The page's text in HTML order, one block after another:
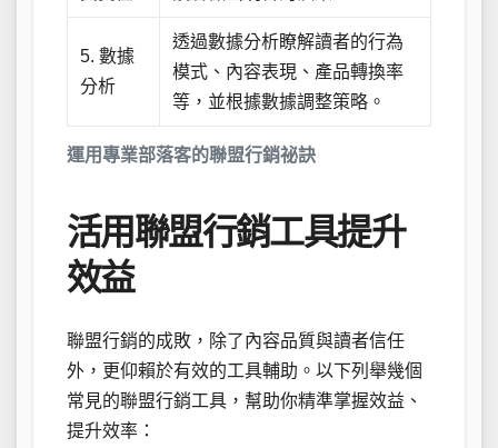
運用專業部落客的聯盟行銷祕訣
5. 數據
分析
透過數據分析瞭解讀者的行為
模式、內容表現、產品轉換率
等，並根據數據調整策略。
活用聯盟行銷工具提升
效益
聯盟行銷的成敗，除了內容品質與讀者信任
外，更仰賴於有效的工具輔助。以下列舉幾個
常見的聯盟行銷工具，幫助你精準掌握效益、
提升效率：